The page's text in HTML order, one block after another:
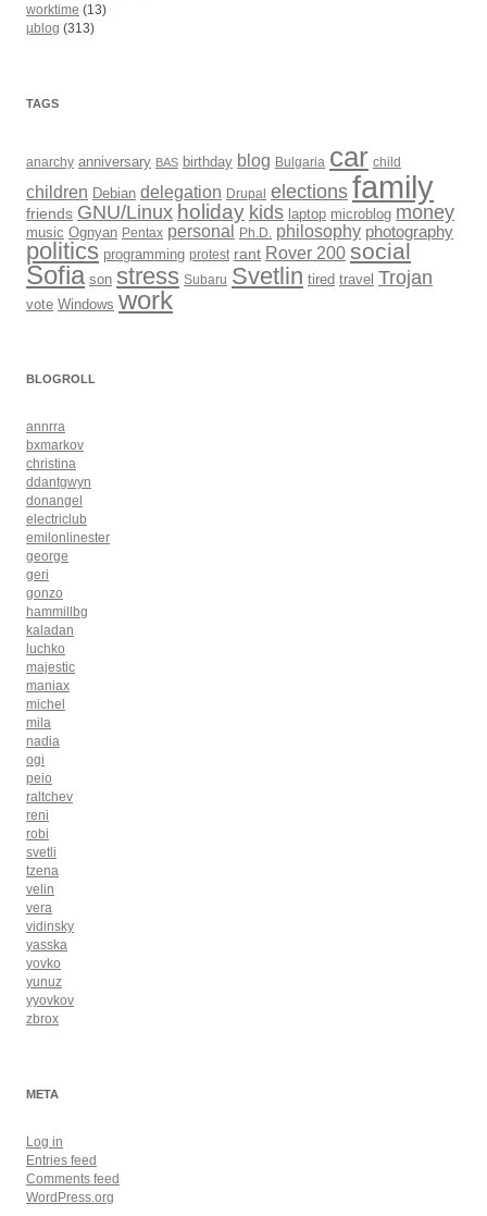
worktime (13)
µblog (313)
TAGS
anarchy anniversary BAS birthday blog Bulgaria car child
children Debian delegation Drupal elections family
friends GNU/Linux holiday kids laptop microblog money
music Ognyan Pentax personal Ph.D. philosophy photography
politics programming protest rant Rover 200 social
Sofia son stress Subaru Svetlin tired travel Trojan
vote Windows work
BLOGROLL
annrra
bxmarkov
christina
ddantgwyn
donangel
electriclub
emilonlinester
george
geri
gonzo
hammillbg
kaladan
luchko
majestic
maniax
michel
mila
nadia
ogi
peio
raltchev
reni
robi
svetli
tzena
velin
vera
vidinsky
yasska
yovko
yunuz
yyovkov
zbrox
META
Log in
Entries feed
Comments feed
WordPress.org